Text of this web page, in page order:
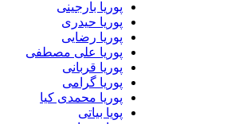
پوریا بارجینی
پوریا حیدری
پوریا رضایی
پوریا علی مصطفی
پوریا قربانی
پوریا گرامی
پوریا محمدی کیا
پویا بیاتی